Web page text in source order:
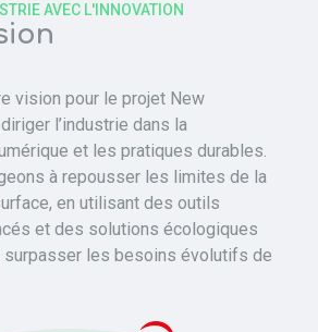
AVEC L'INNOVATION
vision pour le projet New
l’industrie dans la
et les pratiques durables.
à repousser les limites de la
en utilisant des outils
et des solutions écologiques
surpasser les besoins évolutifs de